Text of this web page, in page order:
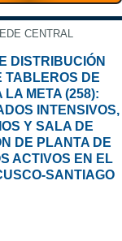
CENTRAL
DISTRIBUCIÓN
TABLEROS DE
LA META (258):
INTENSIVOS,
Y SALA DE
DE PLANTA DE
ACTIVOS EN EL
SANTIAGO